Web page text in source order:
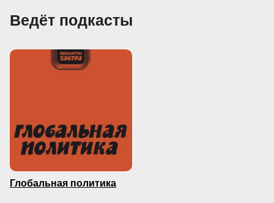
Ведёт подкасты
Глобальная политика